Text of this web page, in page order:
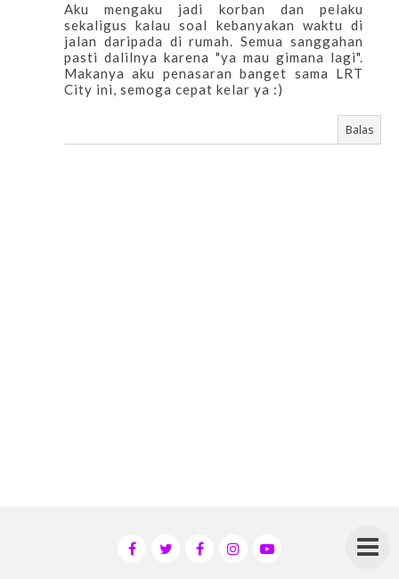
Aku mengaku jadi korban dan pelaku
sekaligus kalau soal kebanyakan waktu di
jalan daripada di rumah. Semua sanggahan
pasti dalilnya karena "ya mau gimana lagi".
Makanya aku penasaran banget sama LRT
City ini, semoga cepat kelar ya :)
Balas